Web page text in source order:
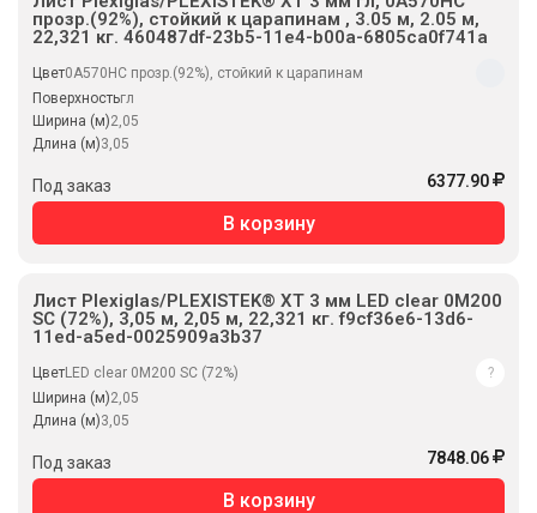
прозр.(92%), стойкий к царапинам , 3.05 м, 2.05 м,
22,321 кг. 460487df-23b5-11e4-b00a-6805ca0f741a
Цвет0A570HC прозр.(92%), стойкий к царапинам
Поверхностьгл
Ширина (м)2,05
Длина (м)3,05
Под заказ 6377.90
В корзину
Лист Plexiglas/PLEXISTEK® XT 3 мм LED clear 0M200
SC (72%), 3,05 м, 2,05 м, 22,321 кг. f9cf36e6-13d6-
11ed-a5ed-0025909a3b37
ЦветLED clear 0M200 SC (72%)
?
Ширина (м)2,05
Длина (м)3,05
Под заказ 7848.06
В корзину